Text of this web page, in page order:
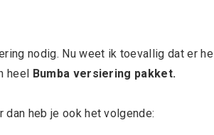
nodig. Nu weet ik toevallig dat er
heel Bumba versiering pakket.
dan heb je ook het volgende: